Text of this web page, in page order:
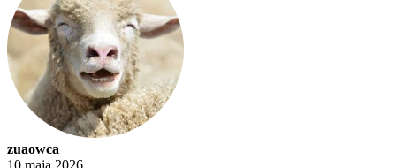
zuaowca
10 maja 2026